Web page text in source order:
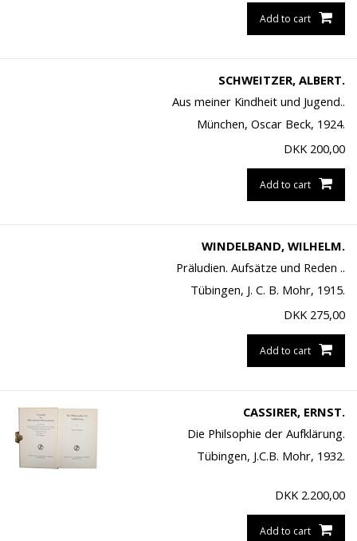
Add to cart
SCHWEITZER, ALBERT.
Aus meiner Kindheit und Jugend..
München, Oscar Beck, 1924.
DKK 200,00
Add to cart
WINDELBAND, WILHELM.
Präludien. Aufsätze und Reden ..
Tübingen, J. C. B. Mohr, 1915.
DKK 275,00
Add to cart
CASSIRER, ERNST.
Die Philsophie der Aufklärung.
Tübingen, J.C.B. Mohr, 1932.
DKK 2.200,00
Add to cart